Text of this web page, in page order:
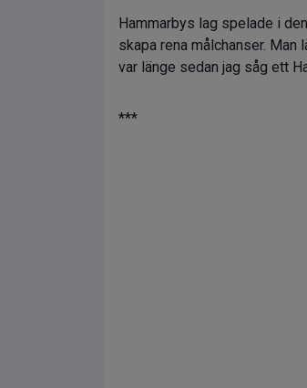
Hammarbys lag spelade i
skapa rena målchanser. Man
var länge sedan jag såg ett
***